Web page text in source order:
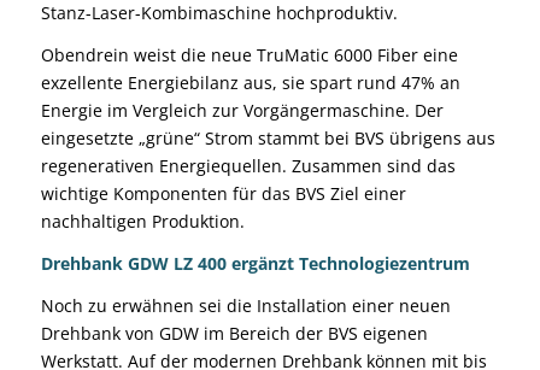
Stanz-Laser-Kombimaschine hochproduktiv.
Obendrein weist die neue TruMatic 6000 Fiber eine
exzellente Energiebilanz aus, sie spart rund 47% an
Energie im Vergleich zur Vorgängermaschine. Der
eingesetzte „grüne“ Strom stammt bei BVS übrigens aus
regenerativen Energiequellen. Zusammen sind das
wichtige Komponenten für das BVS Ziel einer
nachhaltigen Produktion.
Drehbank GDW LZ 400 ergänzt Technologiezentrum
Noch zu erwähnen sei die Installation einer neuen
Drehbank von GDW im Bereich der BVS eigenen
Werkstatt. Auf der modernen Drehbank können mit bis